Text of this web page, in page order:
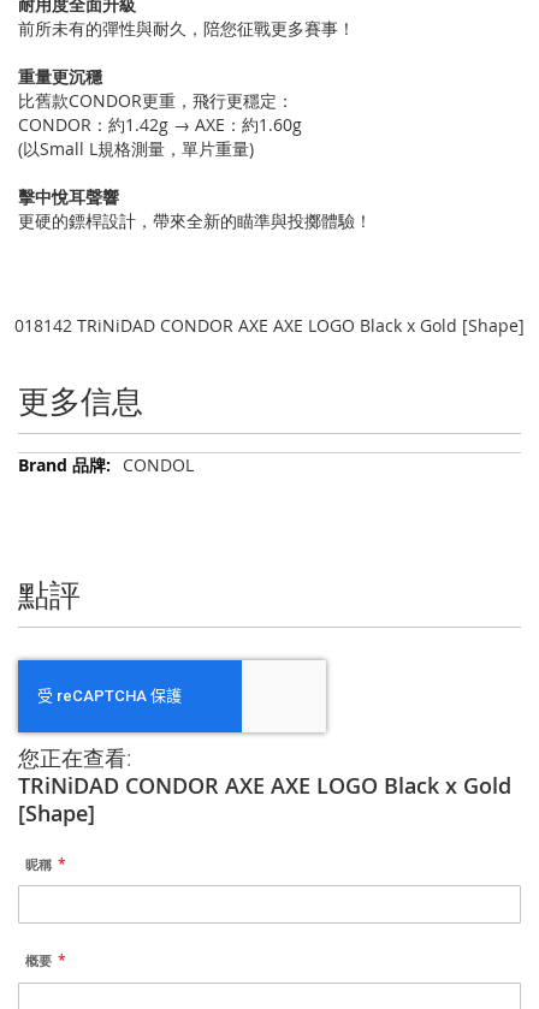
前所未有的彈性與耐久，陪您征戰更多賽事！
重量更沉穩
比舊款CONDOR更重，飛行更穩定：
CONDOR：約1.42g → AXE：約1.60g
(以Small L規格測量，單片重量)
擊中悅耳聲響
更硬的鏢桿設計，帶來全新的瞄準與投擲體驗！
018142 TRiNiDAD CONDOR AXE AXE LOGO Black x Gold [Shape]
更多信息
更
CONDOL
點評
您正在查看:
TRiNiDAD CONDOR AXE AXE LOGO Black x Gold
[Shape]
昵稱
概要